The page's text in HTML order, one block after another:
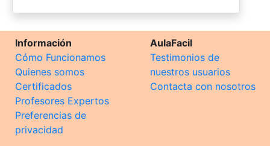
Información
Cómo Funcionamos
Quienes somos
Certificados
Profesores Expertos
Preferencias de
privacidad
AulaFacil
Testimonios de
nuestros usuarios
Contacta con nosotros